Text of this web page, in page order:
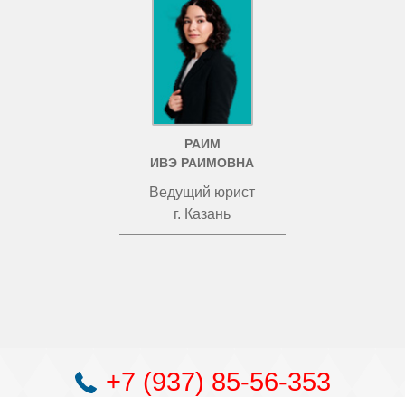
РАИМ
ИВЭ РАИМОВНА
Ведущий юрист
г. Казань
+7 (937) 85-56-353